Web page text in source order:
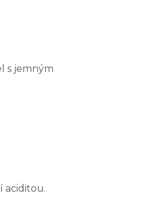
s jemným
aciditou.